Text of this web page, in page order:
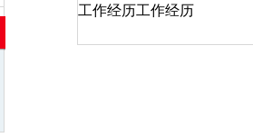
工作经历工作经历